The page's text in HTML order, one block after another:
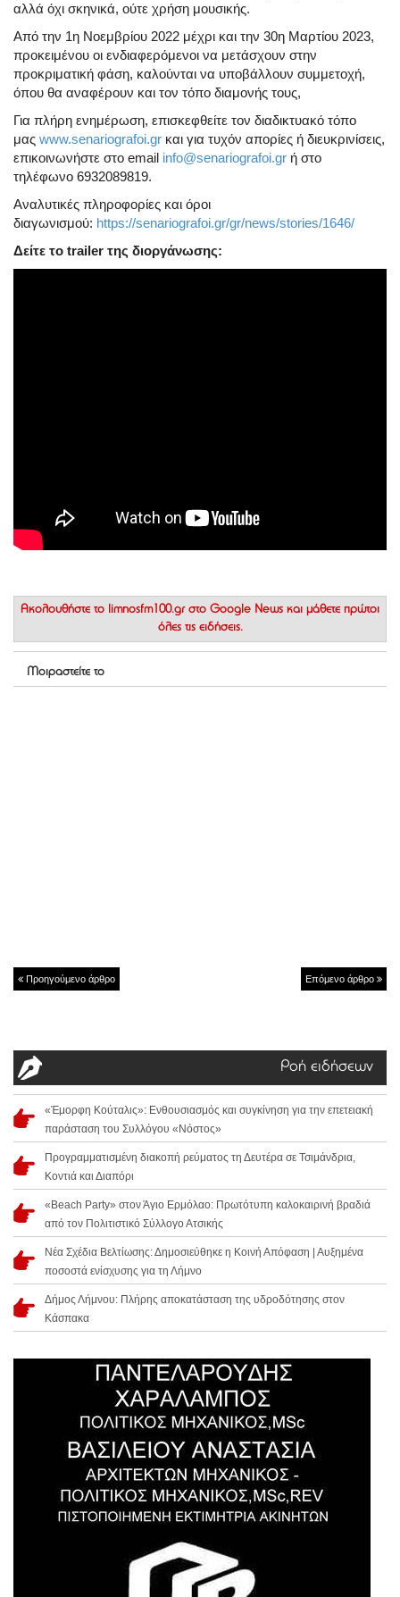
αλλά όχι σκηνικά, ούτε χρήση μουσικής.
Από την 1η Νοεμβρίου 2022 μέχρι και την 30η Μαρτίου 2023,
προκειμένου οι ενδιαφερόμενοι να μετάσχουν στην
προκριματική φάση, καλούνται να υποβάλλουν συμμετοχή,
όπου θα αναφέρουν και τον τόπο διαμονής τους,
Για πλήρη ενημέρωση, επισκεφθείτε τον διαδικτυακό τόπο
μας www.senariografoi.gr και για τυχόν απορίες ή διευκρινίσεις,
επικοινωνήστε στο email info@senariografoi.gr ή στο
τηλέφωνο 6932089819.
Αναλυτικές πληροφορίες και όροι
διαγωνισμού: https://senariografoi.gr/gr/news/stories/1646/
Δείτε το trailer της διοργάνωσης:
Ακολουθήστε το limnosfm100.gr στο Google News και μάθετε πρώτοι
όλες τις ειδήσεις.
Μοιραστείτε το
Προηγούμενο άρθρο Επόμενο άρθρο
Ροή ειδήσεων
«Έμορφη Κούταλις»: Ενθουσιασμός και συγκίνηση για την επετειακή
παράσταση του Συλλόγου «Νόστος»
Προγραμματισμένη διακοπή ρεύματος τη Δευτέρα σε Τσιμάνδρια,
Κοντιά και Διαπόρι
«Beach Party» στον Άγιο Ερμόλαο: Πρωτότυπη καλοκαιρινή βραδιά
από τον Πολιτιστικό Σύλλογο Ατσικής
Νέα Σχέδια Βελτίωσης: Δημοσιεύθηκε η Κοινή Απόφαση | Αυξημένα
ποσοστά ενίσχυσης για τη Λήμνο
Δήμος Λήμνου: Πλήρης αποκατάσταση της υδροδότησης στον
Κάσπακα